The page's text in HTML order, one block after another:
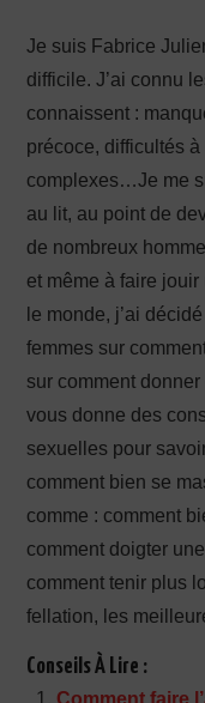
Je suis Fabrice
difficile. J’ai connu
connaissent :
précoce, difficultés
complexes…Je me
au lit, au point de
de nombreux
et même à faire
le monde, j’ai
femmes sur
sur comment
vous donne des
sexuelles pour
comment bien se
comme : comment
comment doigter
comment tenir plus
fellation, les
Conseils À Lire :
Comment faire